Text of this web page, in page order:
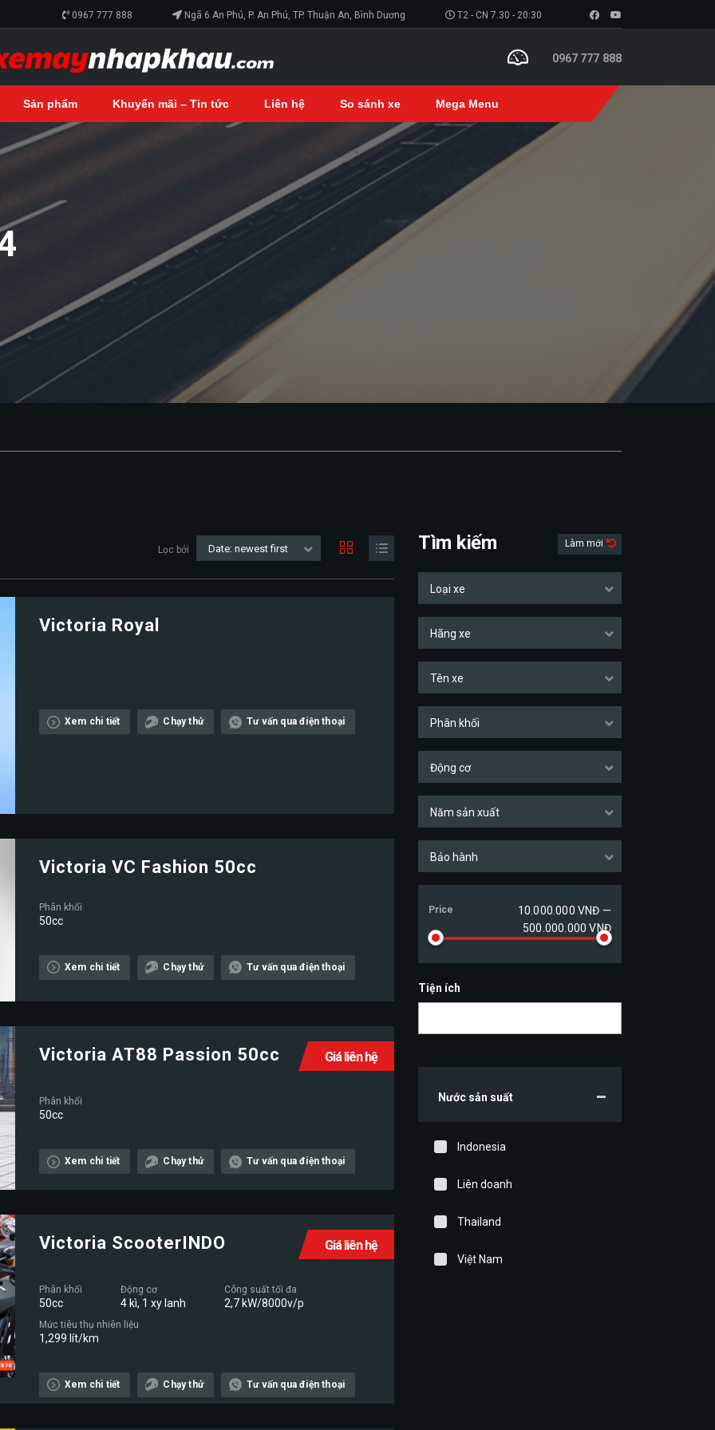
T2 - CN 7.30 - 20:30
Ngã 6 An Phú, P. An Phú, TP. Thuận An, Bình Dương
0967 777 888
0967 777 888
Sản phẩm Khuyến mãi – Tin tức Liên hệ So sánh xe Mega Menu
Tìm kiếm Làm mới
Loại xe
Hãng xe
Tên xe
Phân khối
Động cơ
Năm sản xuất
Bảo hành
Price
10.000.000 VNĐ —
500.000.000 VNĐ
Tiện ích
Nước sản suất
Indonesia
Liên doanh
Thailand
Việt Nam
Lọc bởi Date: newest first
Victoria Royal
Xem chi tiết Chạy thử Tư vấn qua điện thoại
Victoria VC Fashion 50cc
Phân khối
50cc
Xem chi tiết Chạy thử Tư vấn qua điện thoại
Giá liên hệ
Victoria AT88 Passion 50cc
Phân khối
50cc
Xem chi tiết Chạy thử Tư vấn qua điện thoại
Giá liên hệ
Victoria ScooterINDO
Phân khối
50cc
Động cơ
4 kì, 1 xy lanh
Công suất tối đa
2,7 kW/8000v/p
Mức tiêu thụ nhiên liệu
1,299 lít/km
Xem chi tiết Chạy thử Tư vấn qua điện thoại